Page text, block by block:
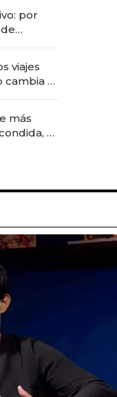
por
viajes
cambia el
más
el